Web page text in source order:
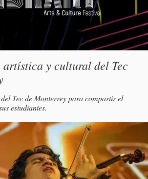
artística y cultural del Tec
Tec de Monterrey para compartir el
estudiantes.